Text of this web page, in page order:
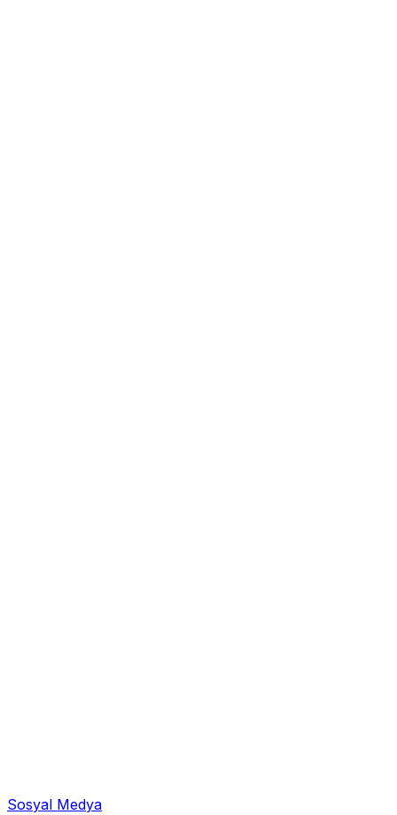
Sosyal Medya